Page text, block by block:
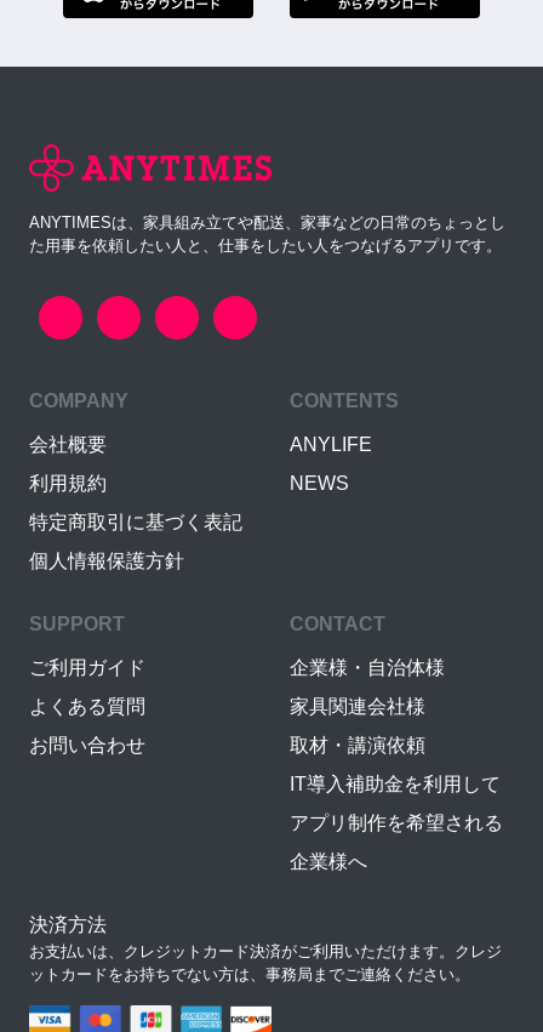
ANYTIMESは、家具組み立てや配送、家事などの日常のちょっとし
た用事を依頼したい人と、仕事をしたい人をつなげるアプリです。
COMPANY
会社概要
利用規約
特定商取引に基づく表記
個人情報保護方針
CONTENTS
ANYLIFE
NEWS
SUPPORT
ご利用ガイド
よくある質問
お問い合わせ
CONTACT
企業様・自治体様
家具関連会社様
取材・講演依頼
IT導入補助金を利用して
アプリ制作を希望される
企業様へ
決済方法
お支払いは、クレジットカード決済がご利用いただけます。クレジ
ットカードをお持ちでない方は、事務局までご連絡ください。